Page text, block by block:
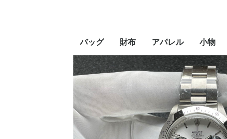
バッグ
Hermes
LOUIS VUITTON
Chanel
Loewe
Celine
Dior
Gucci
Fendi
Prada
Balenciaga
MiuMiu
財布
HERMES
CHANEL
LOUIS VUITTON
Celine
YSL
Miu Miu
Prada
Gucci
Fendi
アパレル
ハイブランド
Supreme
Miu Miu
アウター
LOUIS VUITTON
MONCLER
Adidas
THE NORTH FACE
CHANEL
𝗖𝗔𝗡𝗔𝗗𝗔 𝗚𝗢𝗢𝗦𝗘
DIOR
GUCCI
VERSACE
BALENCIAGA
FENDI
子供服切れ
小物
ぼうし
ネクタ
ハンカ
スマホ
サング
ア
アクセ
マフラ
傘
バッグ
バッグ
カード
ス
キーケ
時計
手袋
ヘアア